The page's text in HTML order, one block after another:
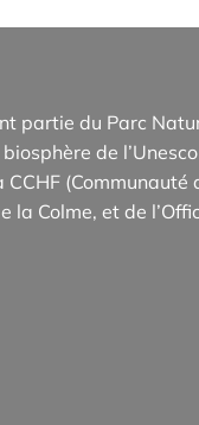
partie du Parc
de
(Communauté
la Colme, et de